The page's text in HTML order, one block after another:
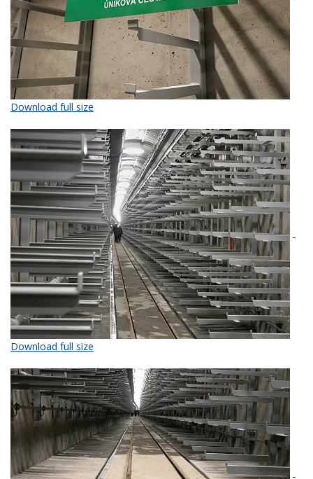
Download full size
Download full size